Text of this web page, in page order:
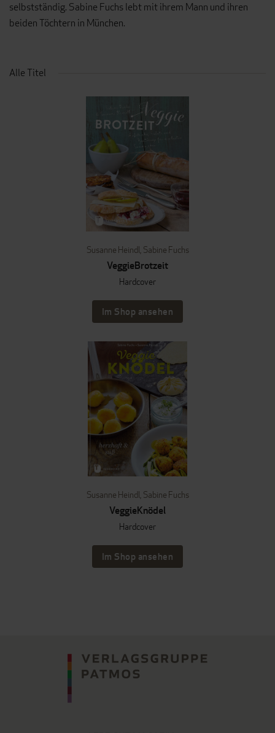
selbstständig. Sabine Fuchs lebt mit ihrem Mann und ihren
beiden Töchtern in München.
Alle Titel
Susanne Heindl, Sabine Fuchs
VeggieBrotzeit
Hardcover
Im Shop ansehen
Susanne Heindl, Sabine Fuchs
VeggieKnödel
Hardcover
Im Shop ansehen